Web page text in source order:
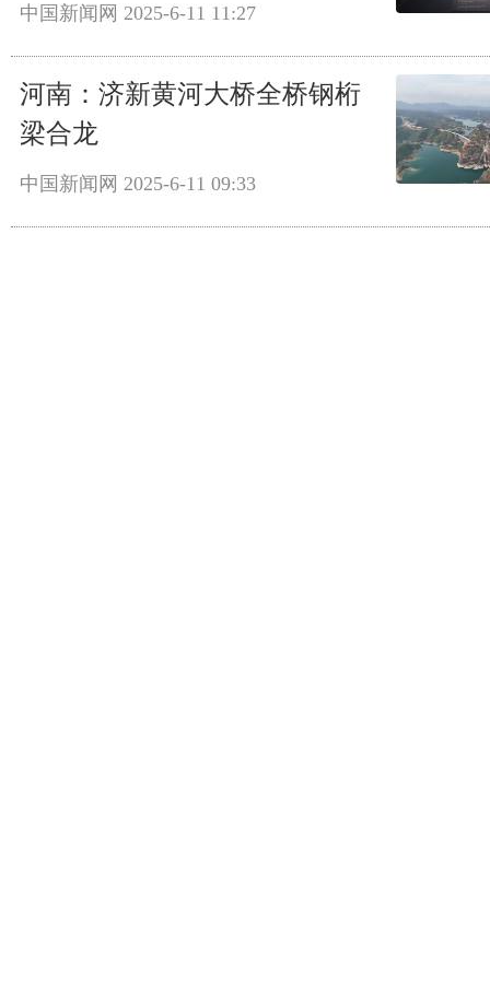
中国新闻网 2025-6-11 11:27
河南：济新黄河大桥全桥钢桁
梁合龙
中国新闻网 2025-6-11 09:33